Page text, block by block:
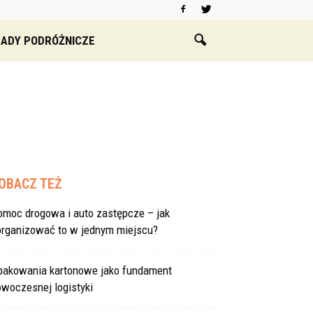
PODRÓŻNICZE
TEŻ
drogowa i auto zastępcze – jak
to w jednym miejscu?
kartonowe jako fundament
logistyki